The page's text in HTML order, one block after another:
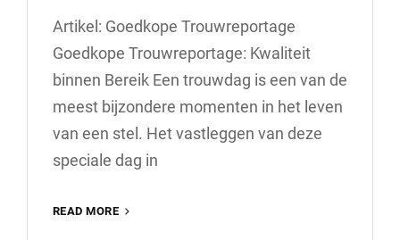
Artikel: Goedkope Trouwreportage
Goedkope Trouwreportage: Kwaliteit
binnen Bereik Een trouwdag is een van de
meest bijzondere momenten in het leven
van een stel. Het vastleggen van deze
speciale dag in
READ MORE